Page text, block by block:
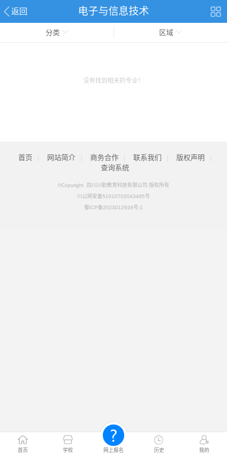
返回 电子与信息技术
首页 学校 网上报名 历史 我的
分类 区域
没有找到相关的专业！
首页 网站简介 商务合作 联系我们 版权声明
查询系统
©Copyright 四川川职教育科技有限公司 版权所有
川公网安备51010702043495号
蜀ICP备2023012938号-1